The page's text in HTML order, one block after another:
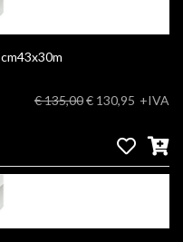
Hahnemuhle Photo Matt Fibre gr200 cm43x30m
€ 135,00€ 130,95 +IVA